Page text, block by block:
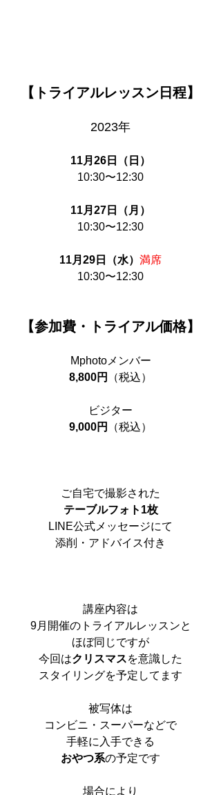
【トライアルレッスン日程】
2023年
11月26日（日）
10:30〜12:30
11月27日（月）
10:30〜12:30
11月29日（水） 満席
10:30〜12:30
【参加費・トライアル価格】
Mphotoメンバー
8,800円
（税込）
ビジター
9,000円
（税込）
ご自宅で撮影された
テーブルフォト1枚
LINE公式メッセージにて
添削・アドバイス付き
講座内容は
9月開催のトライアルレッスンと
ほぼ同じですが
今回はクリスマスを意識した
スタイリングを予定してます
被写体は
コンビニ・スーパーなどで
手軽に入手できる
おやつ系の予定です
場合により